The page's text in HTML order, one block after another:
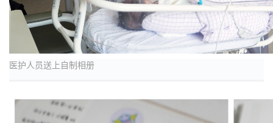
医护人员送上自制相册